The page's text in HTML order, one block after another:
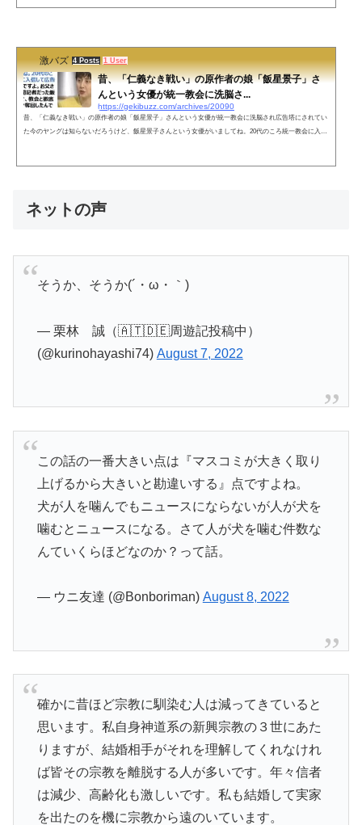
激バズ 4 Posts 1 User
昔、「仁義なき戦い」の原作者の娘「飯星景子」さ
んという女優が統一教会に洗脳さ...
https://gekibuzz.com/archives/20090
昔、「仁義なき戦い」の原作者の娘「飯星景子」さんという女優が統一教会に洗脳され広告塔にされてい
た今のヤングは知らないだろうけど、飯星景子さんという女優がいましてね。20代のころ統一教会に入信
ネットの声
そうか、そうか(´・ω・｀)
— 栗林 誠（🇦🇹🇩🇪周遊記投稿中）
(@kurinohayashi74) August 7, 2022
この話の一番大きい点は『マスコミが大きく取り
上げるから大きいと勘違いする』点ですよね。
犬が人を噛んでもニュースにならないが人が犬を
噛むとニュースになる。さて人が犬を噛む件数な
んていくらほどなのか？って話。
— ウニ友達 (@Bonboriman) August 8, 2022
確かに昔ほど宗教に馴染む人は減ってきていると
思います。私自身神道系の新興宗教の３世にあた
りますが、結婚相手がそれを理解してくれなけれ
ば皆その宗教を離脱する人が多いです。年々信者
は減少、高齢化も激しいです。私も結婚して実家
を出たのを機に宗教から遠のいています。